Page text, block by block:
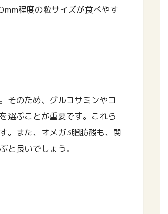
程度の粒サイズが食べやす
そのため、グルコサミンやコ
選ぶことが重要です。これら
。また、オメガ3脂肪酸も、関
と良いでしょう。